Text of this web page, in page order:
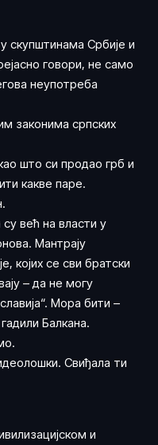
скупштинама Србије и
говори, не само
неупотреба
законима српских
што си продао грб и
какве паре.
су већ на власти у
Мантрају
којих се сви братски
– да не могу
Мора бити –
Балкана.
Свиђала ти
и